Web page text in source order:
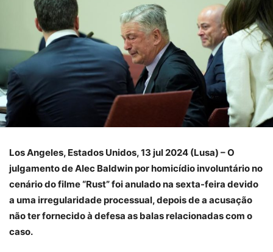
Los Angeles, Estados Unidos, 13 jul 2024 (Lusa) – O
julgamento de Alec Baldwin por homicídio involuntário no
cenário do filme “Rust” foi anulado na sexta-feira devido
a uma irregularidade processual, depois de a acusação
não ter fornecido à defesa as balas relacionadas com o
caso.